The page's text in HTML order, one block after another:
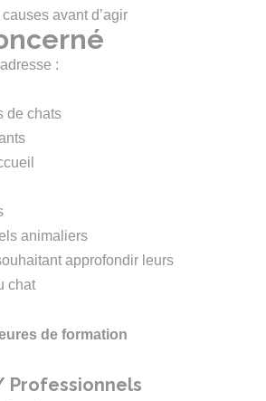
avant d’agir
:
de chats
animaliers
approfondir leurs
chat
de formation
Professionnels